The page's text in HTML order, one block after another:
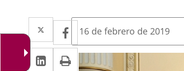
Twitter
Enlace
a
una
Facebook
Enlace
a
una
LinkedIn
EnlaceImprimir
Fecha
la
16 de febrero de 2019